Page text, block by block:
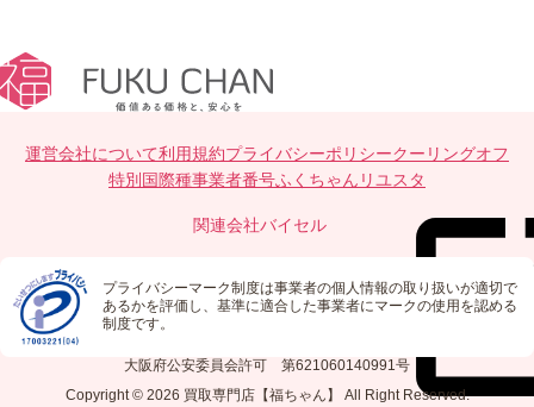
運営会社について利用規約プライバシーポリシークーリングオフ
特別国際種事業者番号ふくちゃんリユスタ
関連会社バイセル
プライバシーマーク制度は事業者の個人情報の取り扱いが適切で
あるかを評価し、基準に適合した事業者にマークの使用を認める
制度です。
大阪府公安委員会許可 第621060140991号
Copyright © 2026 買取専門店【福ちゃん】 All Right Reserved.